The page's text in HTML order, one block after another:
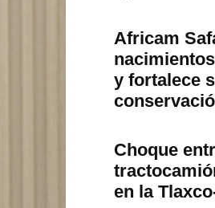
Africam
y fortalece
Choque
en la